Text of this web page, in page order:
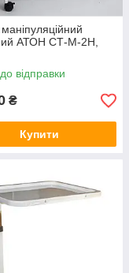
АТОН СТ-М-2Н,
відправки
₴
Купити